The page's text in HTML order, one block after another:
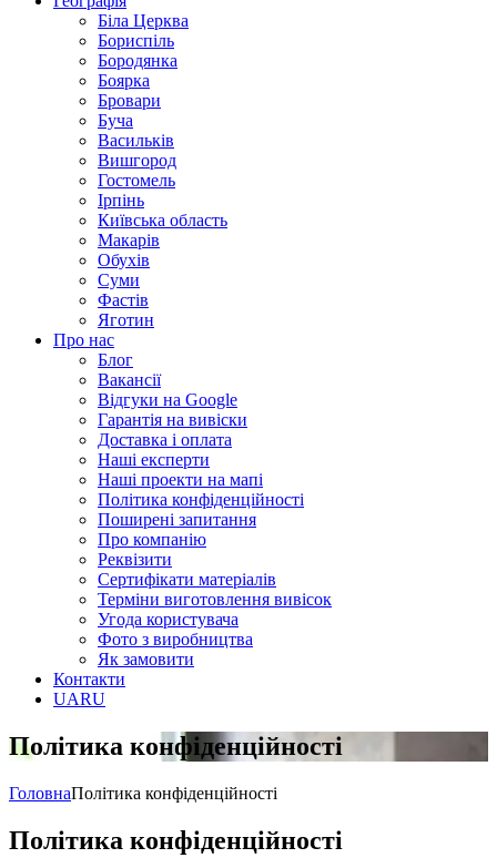
Біла Церква
Бориспіль
Бородянка
Боярка
Бровари
Буча
Васильків
Вишгород
Гостомель
Ірпінь
Київська область
Макарів
Обухів
Суми
Фастів
Яготин
Про нас
Блог
Вакансії
Відгуки на Google
Гарантія на вивіски
Доставка і оплата
Наші експерти
Наші проекти на мапі
Політика конфіденційності
Поширені запитання
Про компанію
Реквізити
Сертифікати матеріалів
Терміни виготовлення вивісок
Угода користувача
Фото з виробництва
Як замовити
Контакти
UARU
Політика конфіденційності
ГоловнаПолітика конфіденційності
Політика конфіденційності